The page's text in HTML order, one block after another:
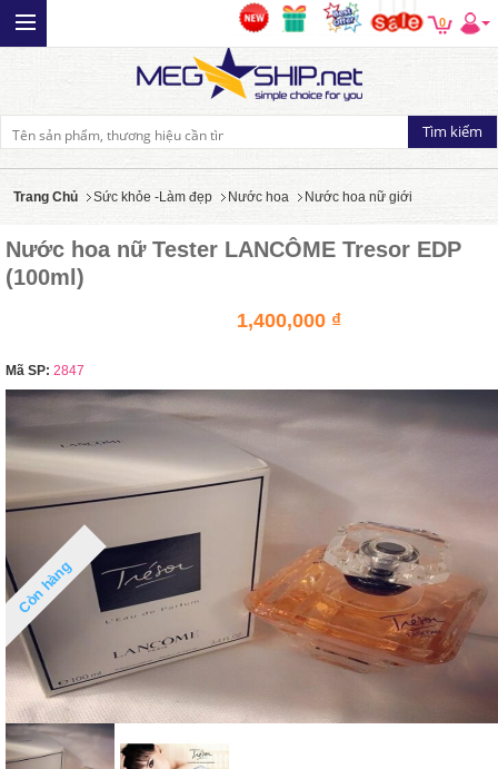
0
Trang Chủ Sức khỏe -Làm đẹp Nước hoa Nước hoa nữ giới
Nước hoa nữ Tester LANCÔME Tresor EDP
(100ml)
1,400,000 ₫
Mã SP: 2847
Còn hàng